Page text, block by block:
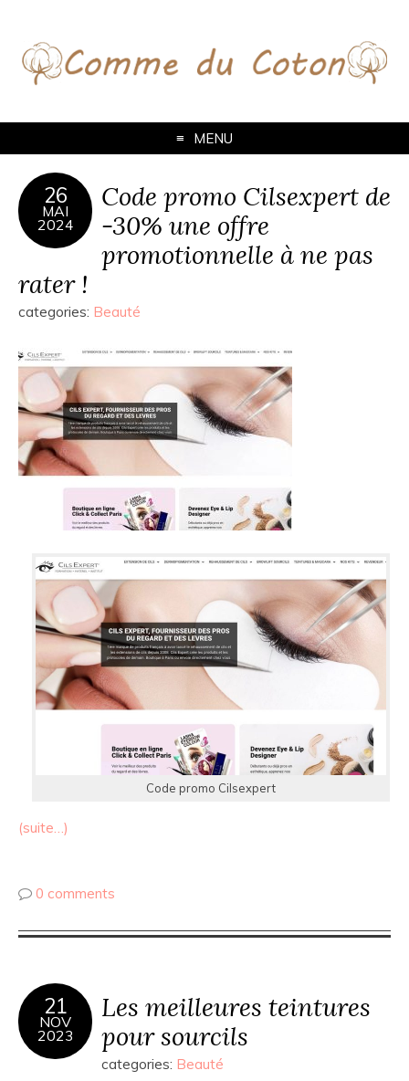
MENU
26
MAI
2024
Code promo Cilsexpert de
-30% une offre
promotionnelle à ne pas
rater !
categories: Beauté
Code promo Cilsexpert
(suite…)
0 comments
21
NOV
2023
Les meilleures teintures
pour sourcils
categories: Beauté